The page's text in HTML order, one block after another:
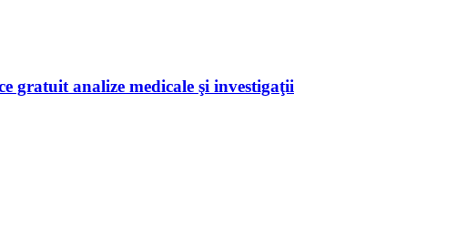
gratuit analize medicale şi investigaţii